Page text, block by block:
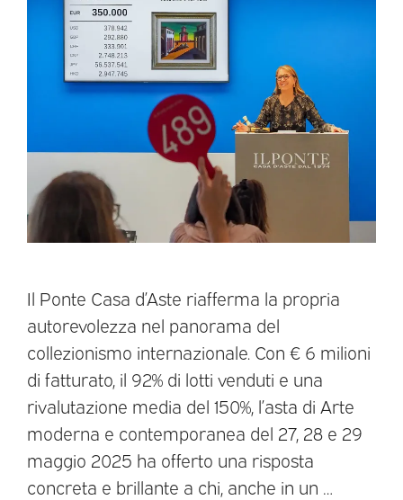
Il Ponte Casa d’Aste riafferma la propria
autorevolezza nel panorama del
collezionismo internazionale. Con € 6 milioni
di fatturato, il 92% di lotti venduti e una
rivalutazione media del 150%, l’asta di Arte
moderna e contemporanea del 27, 28 e 29
maggio 2025 ha offerto una risposta
concreta e brillante a chi, anche in un …